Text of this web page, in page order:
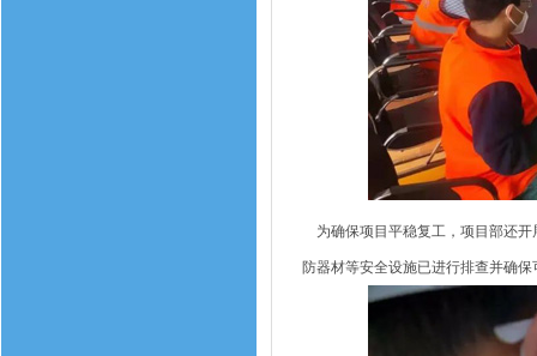
为确保项目平稳复工，项目部还开
防器材等安全设施已进行排查并确